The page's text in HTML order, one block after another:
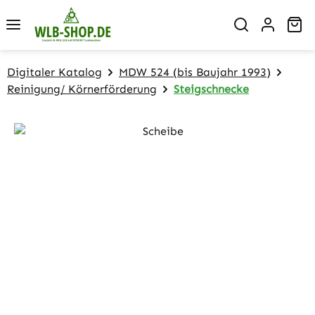
Zum Hauptinhalt springen
Digitaler Katalog
MDW 524 (bis Baujahr 1993)
Reinigung/ Körnerförderung
Steigschnecke
Bildergalerie überspringen